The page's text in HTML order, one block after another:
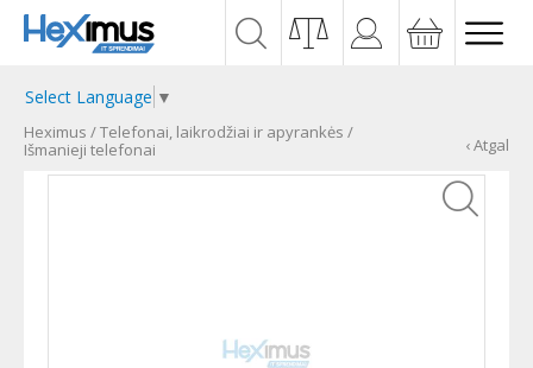
Select Language ▼
Heximus /Telefonai, laikrodžiai ir apyrankės /
Išmanieji telefonai
‹ Atgal